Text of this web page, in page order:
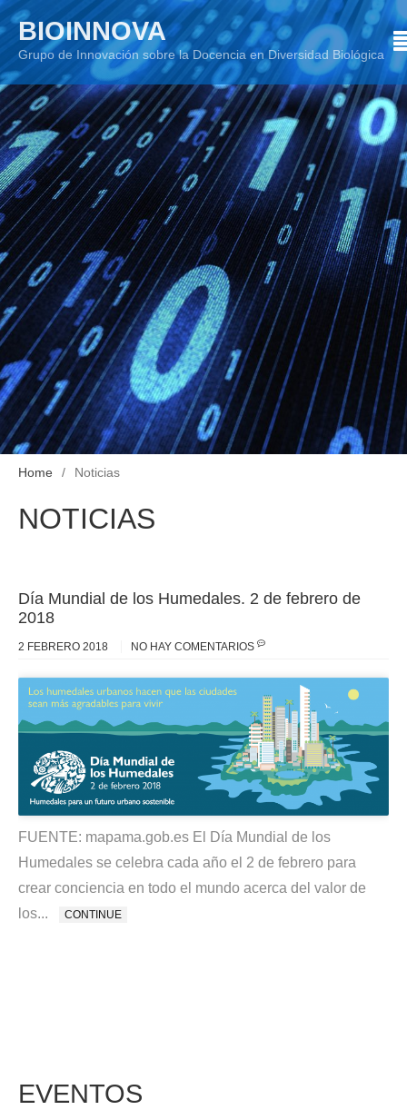
Skip
to
content
BIOINNOVA
Grupo de Innovación sobre la Docencia en Diversidad Biológica
Home Noticias
NOTICIAS
Día Mundial de los Humedales. 2 de febrero de
2018
2 FEBRERO 2018 NO HAY COMENTARIOS
FUENTE: mapama.gob.es El Día Mundial de los
Humedales se celebra cada año el 2 de febrero para
crear conciencia en todo el mundo acerca del valor de
los...
CONTINUE
EVENTOS